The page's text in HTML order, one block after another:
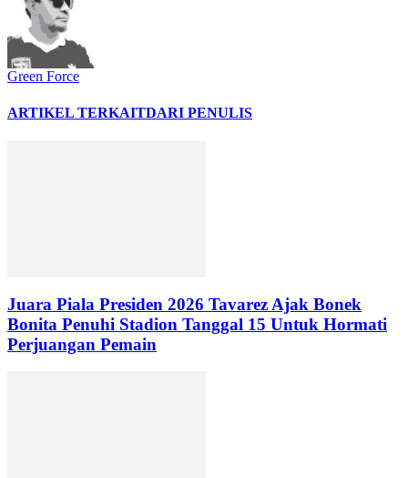
Green Force
ARTIKEL TERKAITDARI PENULIS
Juara Piala Presiden 2026 Tavarez Ajak Bonek
Bonita Penuhi Stadion Tanggal 15 Untuk Hormati
Perjuangan Pemain